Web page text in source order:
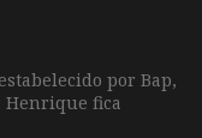
por Bap,
Henrique fica